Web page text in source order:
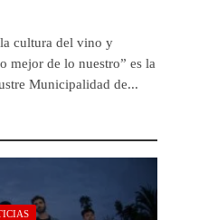
cultura del vino y
mejor de lo nuestro” es la
Municipalidad de...